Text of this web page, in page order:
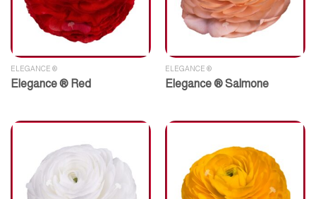
ELEGANCE ®
Elegance ® Red
ELEGANCE ®
Elegance ® Salmone